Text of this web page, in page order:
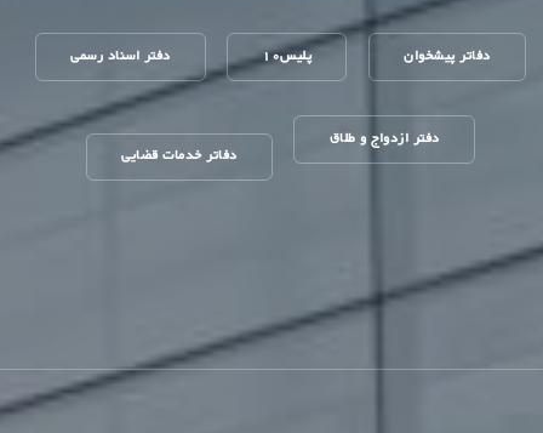
دفاتر پیشخوان پلیس10 دفتر اسناد رسمی
دفتر ازدواج و طلاق
دفاتر خدمات قضایی